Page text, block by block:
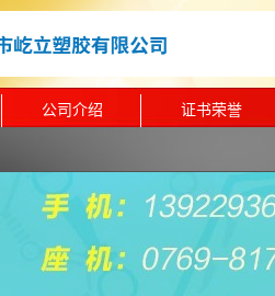
公司介绍 证书荣誉